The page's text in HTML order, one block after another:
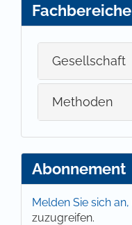
Fachbereiche
Gesellschaft
Methoden
Abonnement
Melden Sie sich an,
zuzugreifen.